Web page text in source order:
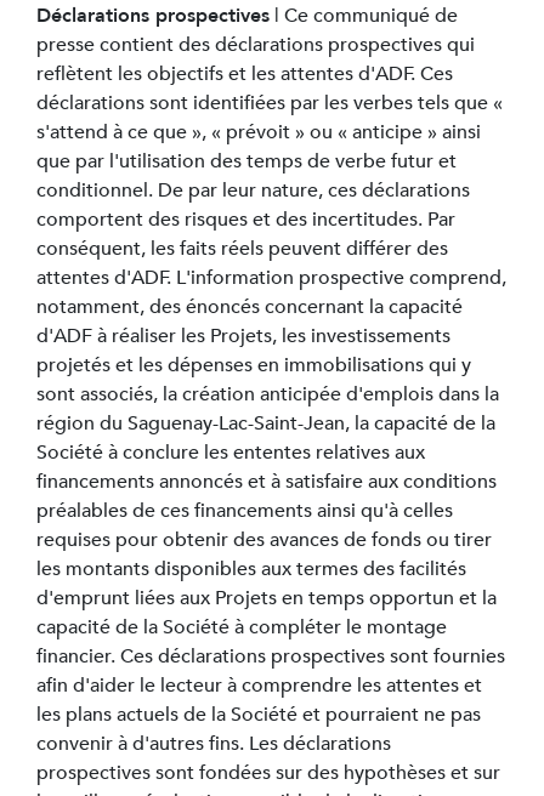
Déclarations prospectives | Ce communiqué de
presse contient des déclarations prospectives qui
reflètent les objectifs et les attentes d'ADF. Ces
déclarations sont identifiées par les verbes tels que «
s'attend à ce que », « prévoit » ou « anticipe » ainsi
que par l'utilisation des temps de verbe futur et
conditionnel. De par leur nature, ces déclarations
comportent des risques et des incertitudes. Par
conséquent, les faits réels peuvent différer des
attentes d'ADF. L'information prospective comprend,
notamment, des énoncés concernant la capacité
d'ADF à réaliser les Projets, les investissements
projetés et les dépenses en immobilisations qui y
sont associés, la création anticipée d'emplois dans la
région du Saguenay-Lac-Saint-Jean, la capacité de la
Société à conclure les ententes relatives aux
financements annoncés et à satisfaire aux conditions
préalables de ces financements ainsi qu'à celles
requises pour obtenir des avances de fonds ou tirer
les montants disponibles aux termes des facilités
d'emprunt liées aux Projets en temps opportun et la
capacité de la Société à compléter le montage
financier. Ces déclarations prospectives sont fournies
afin d'aider le lecteur à comprendre les attentes et
les plans actuels de la Société et pourraient ne pas
convenir à d'autres fins. Les déclarations
prospectives sont fondées sur des hypothèses et sur